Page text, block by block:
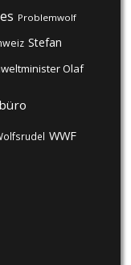
Problemwolf
Stefan
Olaf
WWF